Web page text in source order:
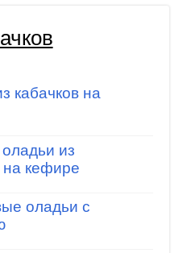
кабачков на
из
на кефире
оладьи с